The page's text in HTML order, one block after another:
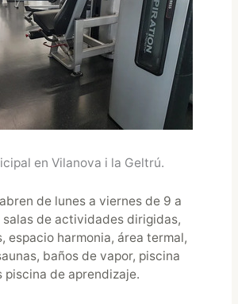
en Vilanova i la Geltrú.
de lunes a viernes de 9 a
salas de actividades dirigidas,
espacio harmonia, área termal,
baños de vapor, piscina
piscina de aprendizaje.